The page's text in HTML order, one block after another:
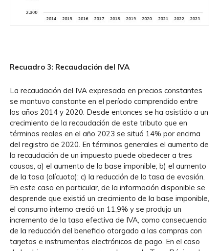
Recuadro 3: Recaudación del IVA
La recaudación del IVA expresada en precios constantes
se mantuvo constante en el período comprendido entre
los años 2014 y 2020. Desde entonces se ha asistido a un
crecimiento de la recaudación de este tributo que en
términos reales en el año 2023 se situó 14% por encima
del registro de 2020. En términos generales el aumento de
la recaudación de un impuesto puede obedecer a tres
causas, a) el aumento de la base imponible; b) el aumento
de la tasa (alícuota); c) la reducción de la tasa de evasión.
En este caso en particular, de la información disponible se
desprende que existió un crecimiento de la base imponible,
el consumo interno creció un 11,9% y se produjo un
incremento de la tasa efectiva de IVA, como consecuencia
de la reducción del beneficio otorgado a las compras con
tarjetas e instrumentos electrónicos de pago. En el caso